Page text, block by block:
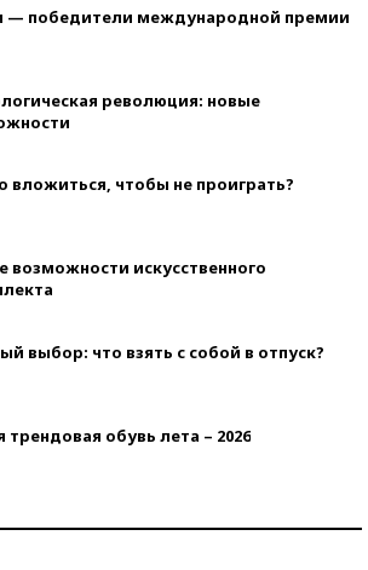
— победители международной премии
революция: новые
вложиться, чтобы не проиграть?
возможности искусственного
выбор: что взять с собой в отпуск?
трендовая обувь лета – 2026